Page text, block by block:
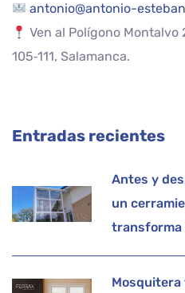
Entradas recientes
Antes y
un
transforma
Mosquitera
antonio@antonio-
Ven al Polígono Montalvo
105‑111, Salamanca.